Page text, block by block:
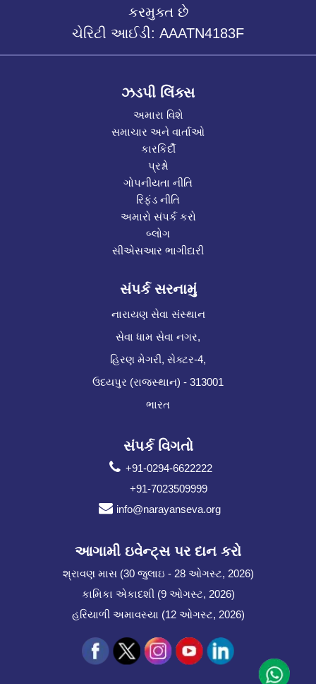
કરમુક્ત છે
ચેરિટી આઈડી: AAATN4183F
ઝડપી લિંક્સ
અમારા વિશે
સમાચાર અને વાર્તાઓ
કારકિર્દી
પ્રશ્નો
ગોપનીયતા નીતિ
રિફંડ નીતિ
અમારો સંપર્ક કરો
બ્લોગ
સીએસઆર ભાગીદારી
સંપર્ક સરનામું
નારાયણ સેવા સંસ્થાન
સેવા ધામ સેવા નગર,
હિરણ મેગરી, સેક્ટર-4,
ઉદયપુર (રાજસ્થાન) - 313001
ભારત
સંપર્ક વિગતો
+91-0294-6622222
+91-7023509999
info@narayanseva.org
આગામી ઇવેન્ટ્સ પર દાન કરો
શ્રાવણ માસ (30 જુલાઇ - 28 ઓગસ્ટ, 2026)
કામિકા એકાદશી (9 ઓગસ્ટ, 2026)
હરિયાળી અમાવસ્યા (12 ઓગસ્ટ, 2026)